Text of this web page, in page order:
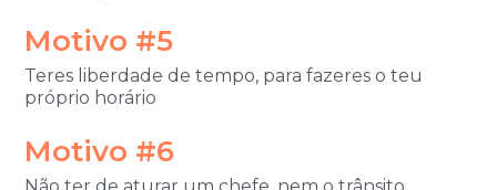
Motivo #5
Teres liberdade de tempo, para fazeres o teu
próprio horário
Motivo #6
Não ter de aturar um chefe, nem o trânsito